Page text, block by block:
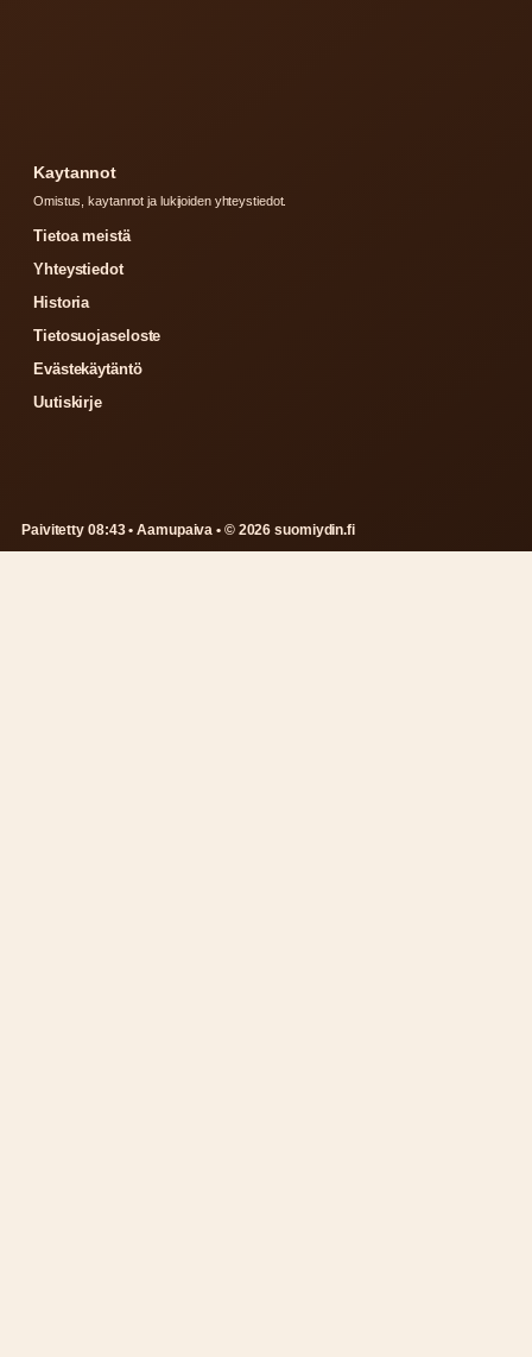
Kaytannot
Omistus, kaytannot ja lukijoiden yhteystiedot.
Tietoa meistä
Yhteystiedot
Historia
Tietosuojaseloste
Evästekäytäntö
Uutiskirje
Paivitetty 08:43 • Aamupaiva • © 2026 suomiydin.fi